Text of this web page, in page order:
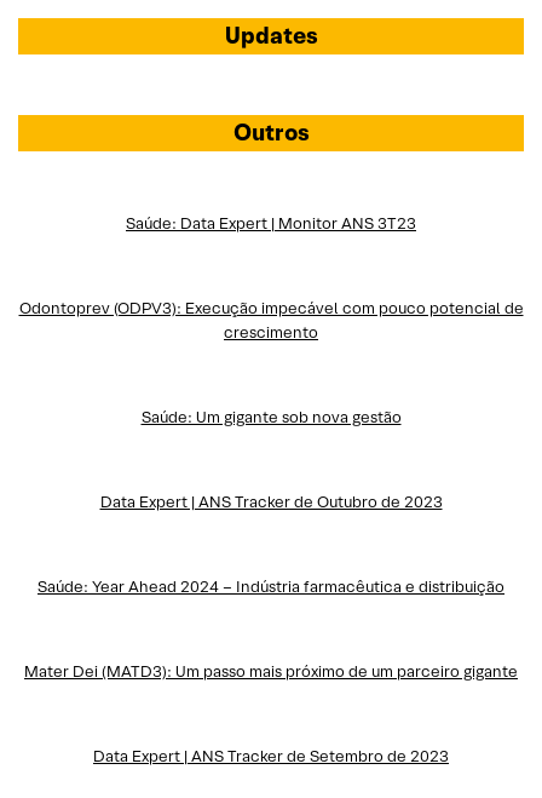
Updates
Outros
Saúde: Data Expert | Monitor ANS 3T23
Odontoprev (ODPV3): Execução impecável com pouco potencial de
crescimento
Saúde: Um gigante sob nova gestão
Data Expert | ANS Tracker de Outubro de 2023
Saúde: Year Ahead 2024 – Indústria farmacêutica e distribuição
Mater Dei (MATD3): Um passo mais próximo de um parceiro gigante
Data Expert | ANS Tracker de Setembro de 2023